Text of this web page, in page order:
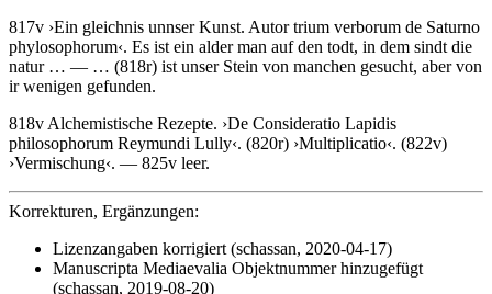
817v ›Ein gleichnis unnser Kunst. Autor trium verborum de Saturno
phylosophorum‹. Es ist ein alder man auf den todt, in dem sindt die
natur… — … (818r) ist unser Stein von manchen gesucht, aber von
ir wenigen gefunden.
818v Alchemistische Rezepte. ›De Consideratio Lapidis
philosophorum Reymundi Lully‹. (820r) ›Multiplicatio‹. (822v)
›Vermischung‹. — 825v leer.
Korrekturen, Ergänzungen:
Lizenzangaben korrigiert (schassan, 2020-04-17)
Manuscripta Mediaevalia Objektnummer hinzugefügt
(schassan, 2019-08-20)